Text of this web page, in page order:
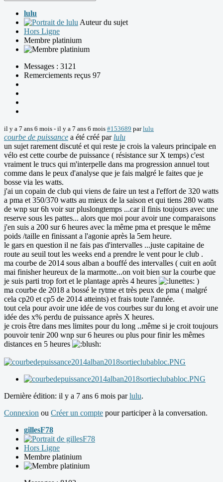
lulu
Auteur du sujet
Hors Ligne
Membre platinium
Messages : 3121
Remerciements reçus 97
il y a 7 ans 6 mois - il y a 7 ans 6 mois #153689 parlulu
courbe de puissance a été créé par lulu
un sujet rarement discuté et qui reste je crois la valeurs principale en
vélo est cette courbe de puissance ( résistance sur X temps) c'est
vraiment le trucs qui m'interpelle dans ma progression annuel tout
comme dans le peux d'analyse que je fais malgré le faites que je
bosse via les watts.
j'ai un copain de club qui viens de faire un test a l'effort de 320 watts
a pma et 350/370 watts au mieux de la saison et qui tiens 280 watts
de wnp sur 6h voir sur pluslongtemps ...car il finis toujours avec une
reserve sous les pattes... alors que moi pour avoir une comparaisons
j'en suis a 200 sur 6 heures avec la même pma et presque le même
poids /taille en finissant a l'agonie après la 5em heure.
le gars en question il ne fais pas d'intervalles ...juste capitaine de
route au seuil tout les weeks end a prendre le vent pour le club .
ma courbe de 2014 sous alban a bouffé des intervalles ( cuit en août
mai finisher heureux de la marmotte...on voit bien sur la courbe que
je suis parti trop fort et le plantage après 4 heures
)
ma courbe de 2018 a bossé le rytme et très peux de pma ( malgré
cela cp20 et cp5 de 2014 atteints) et frais toute l'année.
tout cela pour avoir une idée de vos courbes sur du long et avoir une
idée des x% perdu de puissance après X heures.
je crois être dans mes limites pour du long ..même si je croit toujours
pouvoir tenir 200 wnp sur 6 heures ou plus pour finir les mêmes
distances en 5 heures
Dernière édition: il y a 7 ans 6 mois parlulu.
Connexion ou Créer un compte pour participer à la conversation.
gillesF78
Hors Ligne
Membre platinium